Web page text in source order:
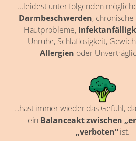
…leidest unter folgenden
Darmbeschwerden,
Hautprobleme,
Unruhe, Schlaflosigkeit,
Allergien oder
…hast immer wieder das Gefühl,
ein Balanceakt zwischen
„verboten“ist.